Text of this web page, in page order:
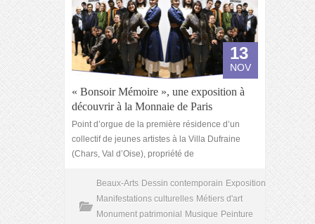
13
NOV
« Bonsoir Mémoire », une exposition à
découvrir à la Monnaie de Paris
Point d’orgue de la première résidence d’un
collectif de jeunes artistes à la Villa Dufraine
(Chars, Val d’Oise), propriété de
Beaux-Arts Dessin contemporain Exposition
Manifestations culturelles Métiers d'art
Monument patrimonial
Musique Peinture